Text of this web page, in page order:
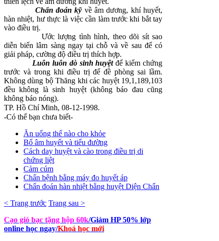
Chẩn đoán kỹvề âm dương, khí huyết,
hàn nhiệt, hư thực là việc cần làm trước khi bắt tay
vào điều trị.
Ước lượng tình hình, theo dõi sít sao
diễn biến lâm sàng ngay tại chỗ và về sau để có
giải pháp, cường độ điều trị thích hợp.
Luôn luôn dò sinh huyệtđể kiểm chứng
trước và trong khi điều trị để đề phòng sai lầm.
Không dùng bộ Thăng khi các huyệt 19,1,189,103
đều không là sinh huyệt (không báo đau cũng
không báo nóng).
TP. Hồ Chí Minh, 08-12-1998.
-Có thể bạn chưa biết-
Ăn uống thế nào cho khỏe
Bổ âm huyết và tiểu đường
Cách day huyệt và cào trong điều trị di
chứng liệt
Cảm cúm
Chẩn bệnh bằng máy đo huyết áp
Chẩn đoán hàn nhiệt bằng huyệt Diện Chẩn
< Trang trước Trang sau >
Cạo gió bạc tặng hộp 60k/Giảm HP 50% lớp
online học ngay/Khoá học mới